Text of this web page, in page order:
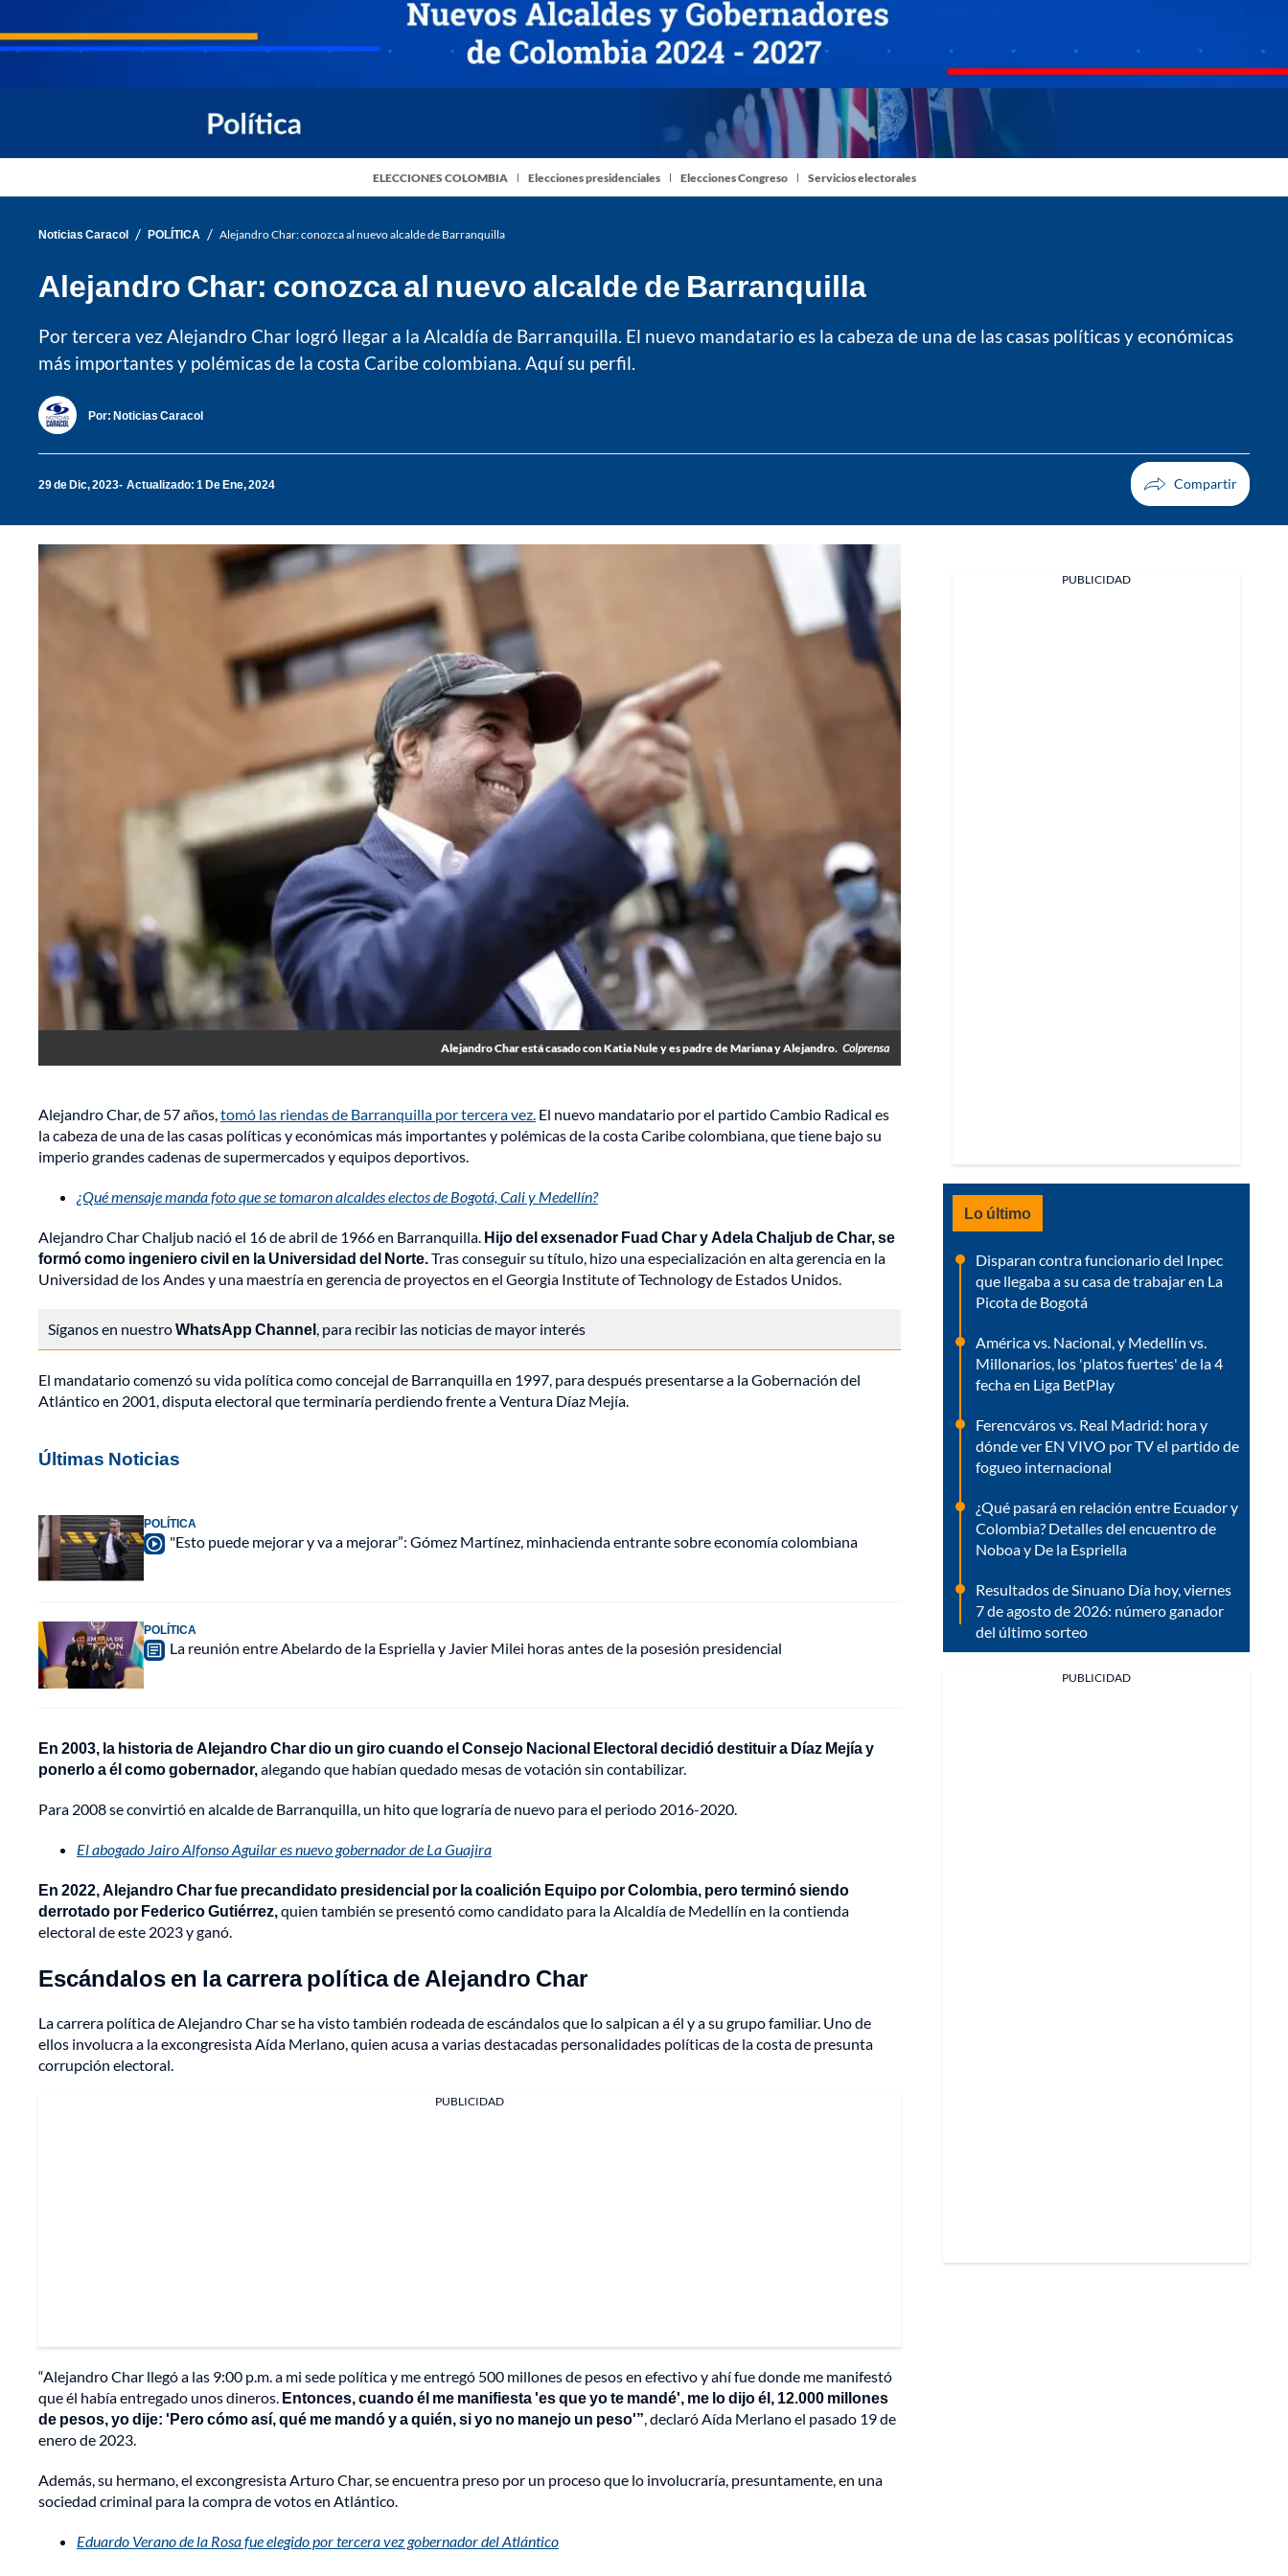
ELECCIONES COLOMBIA Elecciones presidenciales Elecciones Congreso Servicios electorales
Noticias Caracol / POLÍTICA / Alejandro Char: conozca al nuevo alcalde de Barranquilla
Alejandro Char: conozca al nuevo alcalde de Barranquilla
Por tercera vez Alejandro Char logró llegar a la Alcaldía de Barranquilla. El nuevo mandatario es la cabeza de una de las casas políticas y económicas
más importantes y polémicas de la costa Caribe colombiana. Aquí su perfil.
Por: Noticias Caracol
29 de Dic, 2023 Actualizado: 1 De Ene, 2024
Alejandro Char está casado con Katia Nule y es padre de Mariana y Alejandro. Colprensa
Alejandro Char, de 57 años, tomó las riendas de Barranquilla por tercera vez. El nuevo mandatario por el partido Cambio Radical es
la cabeza de una de las casas políticas y económicas más importantes y polémicas de la costa Caribe colombiana, que tiene bajo su
imperio grandes cadenas de supermercados y equipos deportivos.
¿Qué mensaje manda foto que se tomaron alcaldes electos de Bogotá, Cali y Medellín?
Alejandro Char Chaljub nació el 16 de abril de 1966 en Barranquilla. Hijo del exsenador Fuad Char y Adela Chaljub de Char, se
formó como ingeniero civil en la Universidad del Norte. Tras conseguir su título, hizo una especialización en alta gerencia en la
Universidad de los Andes y una maestría en gerencia de proyectos en el Georgia Institute of Technology de Estados Unidos.
Síganos en nuestroWhatsApp Channel , para recibir las noticias de mayor interés
El mandatario comenzó su vida política como concejal de Barranquilla en 1997, para después presentarse a la Gobernación del
Atlántico en 2001, disputa electoral que terminaría perdiendo frente a Ventura Díaz Mejía.
Últimas Noticias
POLÍTICA
"Esto puede mejorar y va a mejorar”: Gómez Martínez, minhacienda entrante sobre economía colombiana
POLÍTICA
La reunión entre Abelardo de la Espriella y Javier Milei horas antes de la posesión presidencial
En 2003, la historia de Alejandro Char dio un giro cuando el Consejo Nacional Electoral decidió destituir a Díaz Mejía y
ponerlo a él como gobernador, alegando que habían quedado mesas de votación sin contabilizar.
Para 2008 se convirtió en alcalde de Barranquilla, un hito que lograría de nuevo para el periodo 2016-2020.
El abogado Jairo Alfonso Aguilar es nuevo gobernador de La Guajira
En 2022, Alejandro Char fue precandidato presidencial por la coalición Equipo por Colombia, pero terminó siendo
derrotado por Federico Gutiérrez, quien también se presentó como candidato para la Alcaldía de Medellín en la contienda
electoral de este 2023 y ganó.
Escándalos en la carrera política de Alejandro Char
La carrera política de Alejandro Char se ha visto también rodeada de escándalos que lo salpican a él y a su grupo familiar. Uno de
ellos involucra a la excongresista Aída Merlano, quien acusa a varias destacadas personalidades políticas de la costa de presunta
corrupción electoral.
PUBLICIDAD
“Alejandro Char llegó a las 9:00 p.m. a mi sede política y me entregó 500 millones de pesos en efectivo y ahí fue donde me manifestó
que él había entregado unos dineros. Entonces, cuando él me manifiesta 'es que yo te mandé', me lo dijo él, 12.000 millones
de pesos, yo dije: 'Pero cómo así, qué me mandó y a quién, si yo no manejo un peso'” , declaró Aída Merlano el pasado 19 de
enero de 2023.
Además, su hermano, el excongresista Arturo Char, se encuentra preso por un proceso que lo involucraría, presuntamente, en una
sociedad criminal para la compra de votos en Atlántico.
Eduardo Verano de la Rosa fue elegido por tercera vez gobernador del Atlántico
PUBLICIDAD
Lo último
Disparan contra funcionario del Inpec
que llegaba a su casa de trabajar en La
Picota de Bogotá
América vs. Nacional, y Medellín vs.
Millonarios, los 'platos fuertes' de la 4
fecha en Liga BetPlay
Ferencváros vs. Real Madrid: hora y
dónde ver EN VIVO por TV el partido de
fogueo internacional
¿Qué pasará en relación entre Ecuador y
Colombia? Detalles del encuentro de
Noboa y De la Espriella
Resultados de Sinuano Día hoy, viernes
7 de agosto de 2026: número ganador
del último sorteo
PUBLICIDAD